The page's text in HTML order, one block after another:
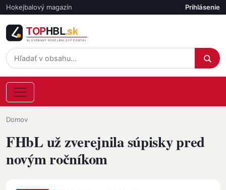
Skočiť na hlavný obsah
Hokejbalový magazín Účet
Prihlásenie
Omrvinka
Domov
FHbL už zverejnila súpisky pred
novým ročníkom